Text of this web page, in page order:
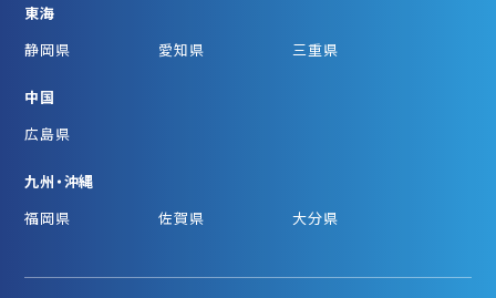
東海
静岡県
愛知県 三重県
中国
広島県
九州・沖縄
福岡県
佐賀県 大分県